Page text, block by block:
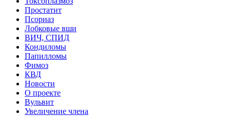
Простатит
Псориаз
Лобковые вши
ВИЧ, СПИД
Кондиломы
Папилломы
Фимоз
КВД
Новости
О проекте
Вульвит
Увеличение члена